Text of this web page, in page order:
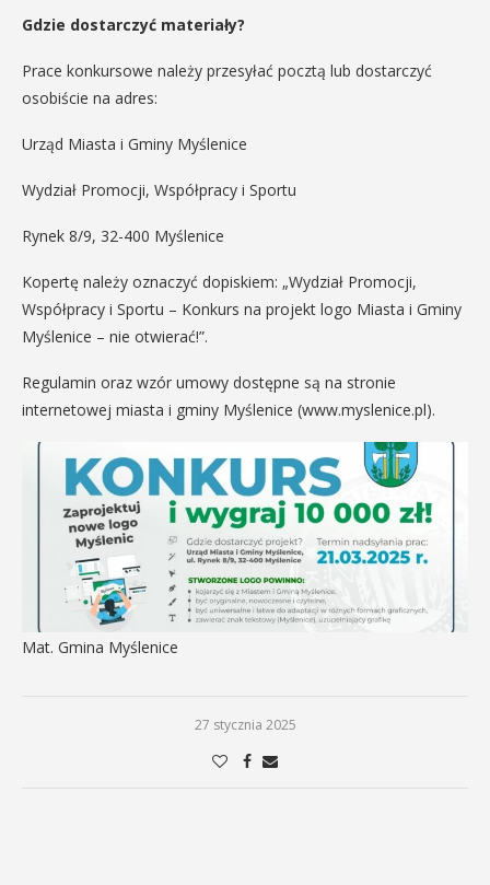
Gdzie dostarczyć materiały?
Prace konkursowe należy przesyłać pocztą lub dostarczyć
osobiście na adres:
Urząd Miasta i Gminy Myślenice
Wydział Promocji, Współpracy i Sportu
Rynek 8/9, 32-400 Myślenice
Kopertę należy oznaczyć dopiskiem: „Wydział Promocji,
Współpracy i Sportu – Konkurs na projekt logo Miasta i Gminy
Myślenice – nie otwierać!”.
Regulamin oraz wzór umowy dostępne są na stronie
internetowej miasta i gminy Myślenice (www.myslenice.pl).
Mat. Gmina Myślenice
27 stycznia 2025